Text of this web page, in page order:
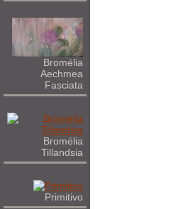
Bromélia
Aechmea
Fasciata
Bromélia
Tillandsia
Primitivo